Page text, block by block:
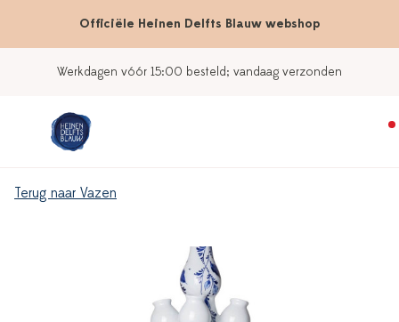
Officiële Heinen Delfts Blauw webshop
Werkdagen vóór 15:00 besteld; vandaag verzonden
Terug naar Vazen